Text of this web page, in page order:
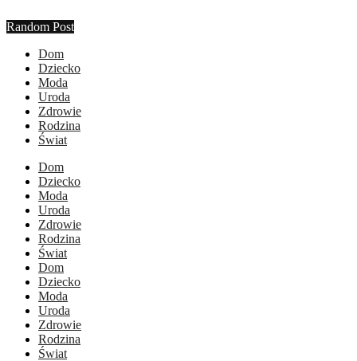
Random Post
Dom
Dziecko
Moda
Uroda
Zdrowie
Rodzina
Świat
Dom
Dziecko
Moda
Uroda
Zdrowie
Rodzina
Świat
Dom
Dziecko
Moda
Uroda
Zdrowie
Rodzina
Świat